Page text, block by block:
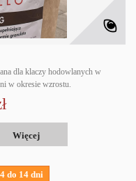
dla klaczy hodowlanych w
w okresie wzrostu.
Więcej
do 14 dni